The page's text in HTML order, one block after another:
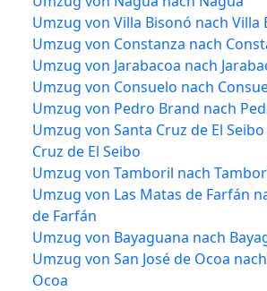
Umzug von Villa Bisonó nach Villa
Umzug von Constanza nach
Umzug von Jarabacoa nach
Umzug von Consuelo nach
Umzug von Pedro Brand nach
Umzug von Santa Cruz de El
Cruz de El Seibo
Umzug von Tamboril nach
Umzug von Las Matas de Farfán
de Farfán
Umzug von Bayaguana nach
Umzug von San José de Ocoa
Ocoa